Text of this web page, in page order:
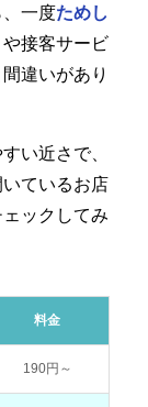
一度ためし
接客サービ
違いがあり
い近さで、
ているお店
ックしてみ
料金
190円～